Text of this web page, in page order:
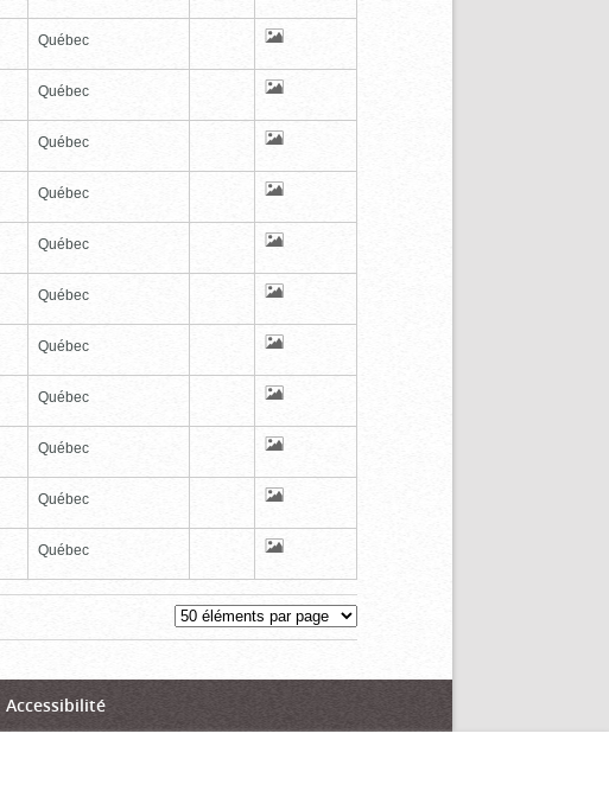
Québec
Québec
Québec
Québec
Québec
Québec
Québec
Québec
Québec
Québec
Québec
Accessibilité